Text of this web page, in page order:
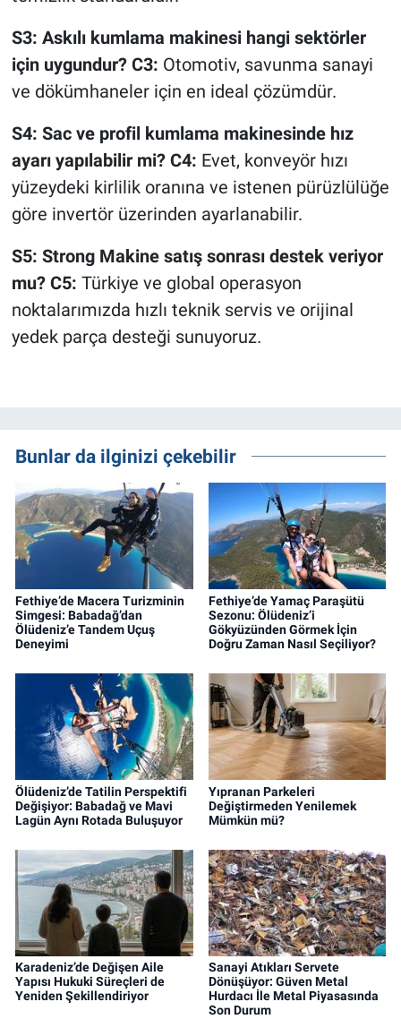
S3: Askılı kumlama makinesi hangi sektörler
için uygundur? C3: Otomotiv, savunma sanayi
ve dökümhaneler için en ideal çözümdür.
S4: Sac ve profil kumlama makinesinde hız
ayarı yapılabilir mi? C4: Evet, konveyör hızı
yüzeydeki kirlilik oranına ve istenen pürüzlülüğe
göre invertör üzerinden ayarlanabilir.
S5: Strong Makine satış sonrası destek veriyor
mu? C5: Türkiye ve global operasyon
noktalarımızda hızlı teknik servis ve orijinal
yedek parça desteği sunuyoruz.
Bunlar da ilginizi çekebilir
Fethiye’de Macera Turizminin
Simgesi: Babadağ’dan
Ölüdeniz’e Tandem Uçuş
Deneyimi
Fethiye’de Yamaç Paraşütü
Sezonu: Ölüdeniz’i
Gökyüzünden Görmek İçin
Doğru Zaman Nasıl Seçiliyor?
Ölüdeniz’de Tatilin Perspektifi
Değişiyor: Babadağ ve Mavi
Lagün Aynı Rotada Buluşuyor
Yıpranan Parkeleri
Değiştirmeden Yenilemek
Mümkün mü?
Karadeniz’de Değişen Aile
Yapısı Hukuki Süreçleri de
Yeniden Şekillendiriyor
Sanayi Atıkları Servete
Dönüşüyor: Güven Metal
Hurdacı İle Metal Piyasasında
Son Durum